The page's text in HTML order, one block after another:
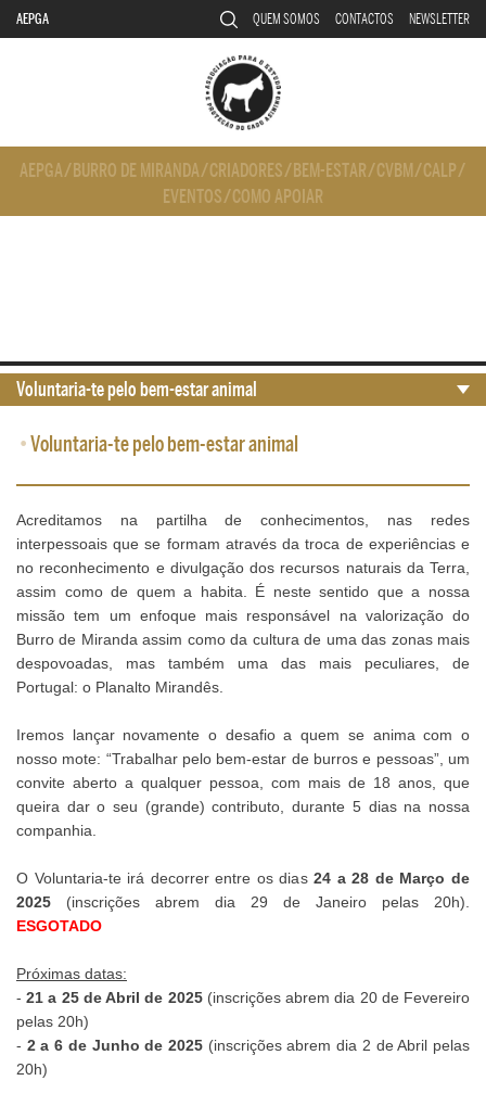
AEPGA QUEM SOMOS CONTACTOS NEWSLETTER
AEPGA/ BURRO DE MIRANDA/CRIADORES/ BEM-ESTAR/CVBM/CALP/
EVENTOS/COMO APOIAR
•Voluntaria-te pelo bem-estar animal
Acreditamos na partilha de conhecimentos, nas redes
interpessoais que se formam através da troca de experiências e
no reconhecimento e divulgação dos recursos naturais da Terra,
assim como de quem a habita. É neste sentido que a nossa
missão tem um enfoque mais responsável na valorização do
Burro de Miranda assim como da cultura de uma das zonas mais
despovoadas, mas também uma das mais peculiares, de
Portugal: o Planalto Mirandês.
Iremos lançar novamente o desafio a quem se anima com o
nosso mote: “Trabalhar pelo bem-estar de burros e pessoas”, um
convite aberto a qualquer pessoa, com mais de 18 anos, que
queira dar o seu (grande) contributo, durante 5 dias na nossa
companhia.
O Voluntaria-te irá decorrer entre os dias24 a 28 de Março de
2025 (inscrições abrem dia 29 de Janeiro pelas 20h).
ESGOTADO
Próximas datas:
-21 a 25 de Abril de 2025(inscrições abrem dia 20 de Fevereiro
pelas 20h)
- 2 a 6 de Junho de 2025 (inscrições abrem dia 2 de Abril pelas
20h)
Voluntaria-te pelo bem-estar animal